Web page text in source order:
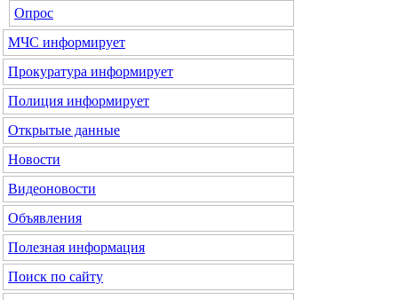
Опрос
МЧС информирует
Прокуратура информирует
Полиция информирует
Открытые данные
Новости
Видеоновости
Объявления
Полезная информация
Поиск по сайту